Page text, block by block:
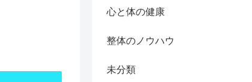
心と体の健康
整体のノウハウ
未分類